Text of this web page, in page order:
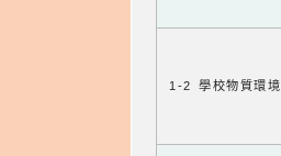
1-2 學校物質環境